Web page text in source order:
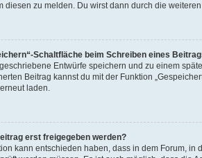
diesen zu melden. Du wirst dann durch die
Schaltfläche beim Schreiben eines
Entwürfe speichern und zu einem
Beitrag kannst du mit der Funktion
laden.
erst freigegeben werden?
kann entschieden haben, dass in dem Forum, in